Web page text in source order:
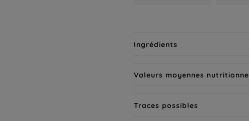
Ingrédients
Valeurs moyennes
Traces possibles